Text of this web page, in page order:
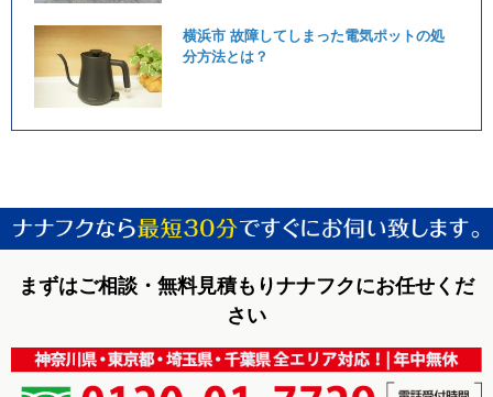
横浜市 故障してしまった電気ポットの処
分方法とは？
まずはご相談・無料見積もりナナフクにお任せくだ
さい